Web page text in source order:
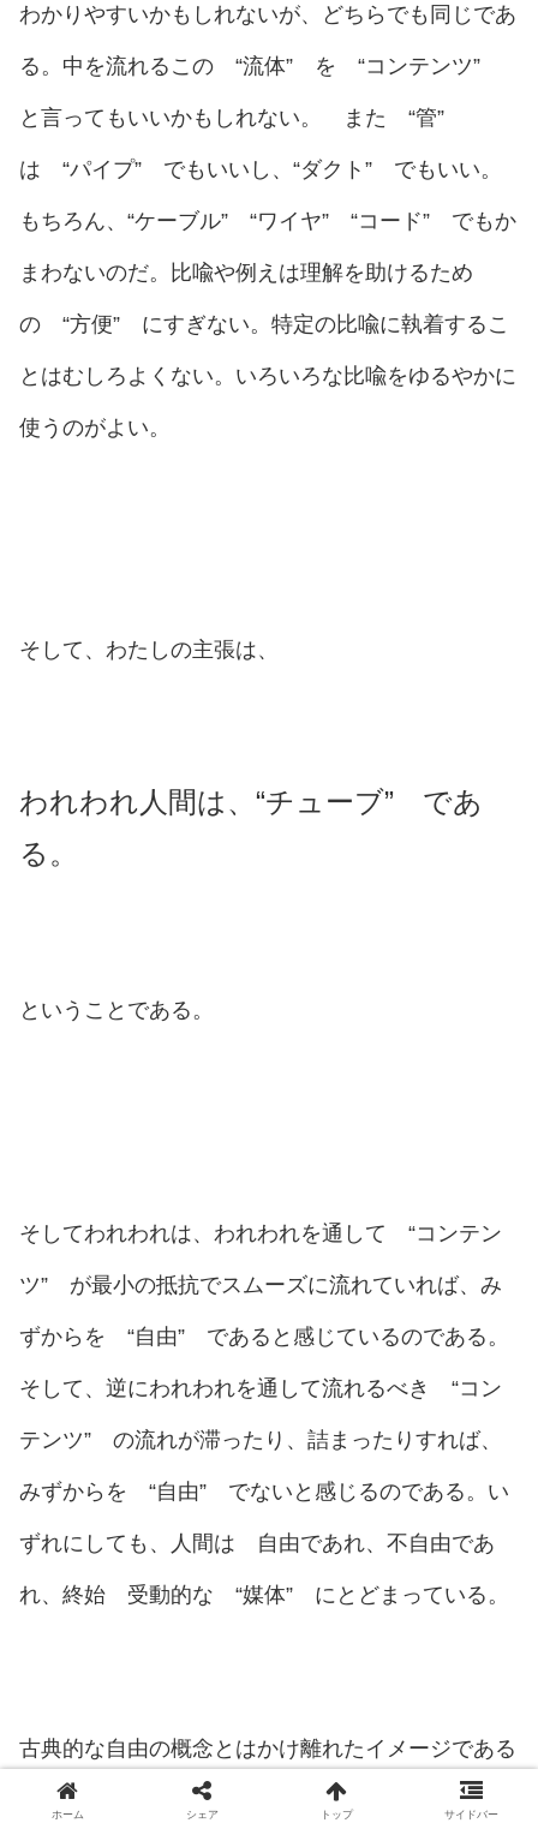
わかりやすいかもしれないが、どちらでも同じであ
る。中を流れるこの “流体” を “コンテンツ”
と言ってもいいかもしれない。 また “管”
は “パイプ” でもいいし、“ダクト” でもいい。
もちろん、“ケーブル” “ワイヤ” “コード” でもか
まわないのだ。比喩や例えは理解を助けるため
の “方便” にすぎない。特定の比喩に執着するこ
とはむしろよくない。いろいろな比喩をゆるやかに
使うのがよい。
そして、わたしの主張は、
われわれ人間は、“チューブ” であ
る。
ということである。
そしてわれわれは、われわれを通して “コンテン
ツ” が最小の抵抗でスムーズに流れていれば、み
ずからを “自由” であると感じているのである。
そして、逆にわれわれを通して流れるべき “コン
テンツ” の流れが滞ったり、詰まったりすれば、
みずからを “自由” でないと感じるのである。い
ずれにしても、人間は 自由であれ、不自由であ
れ、終始 受動的な “媒体” にとどまっている。
古典的な自由の概念とはかけ離れたイメージである
ことが、そろそろおわかり頂けたのではなかろう
ホーム シェア トップ サイドバー